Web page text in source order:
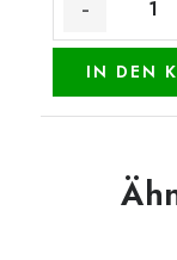
IN DEN